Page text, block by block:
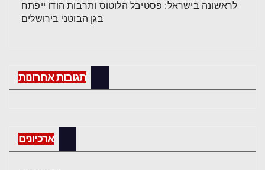
לראשונה בישראל: פסטיבל הלוטוס ותרבות הודו ייפתח
בגן הבוטני בירושלים
תגובות אחרונות
ארכיונים